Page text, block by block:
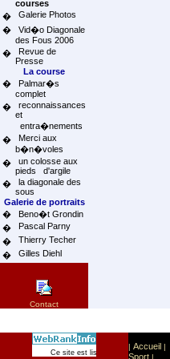
courses
�
Galerie Photos
�
Vid�o Diagonale
des Fous 2006
�
Revue de
Presse
La course
�
Palmar�s
complet
�
reconnaissances
et
entra�nements
�
Merci aux
b�n�voles
�
un colosse aux
pieds d'argile
�
la diagonale des
sous
Galerie de portraits
�
Beno�t Grondin
�
Pascal Parny
�
Thierry Techer
�
Gilles Diehl
Contact
Ce site est list� dans la cat�gorie
| Accueil |
Sport |